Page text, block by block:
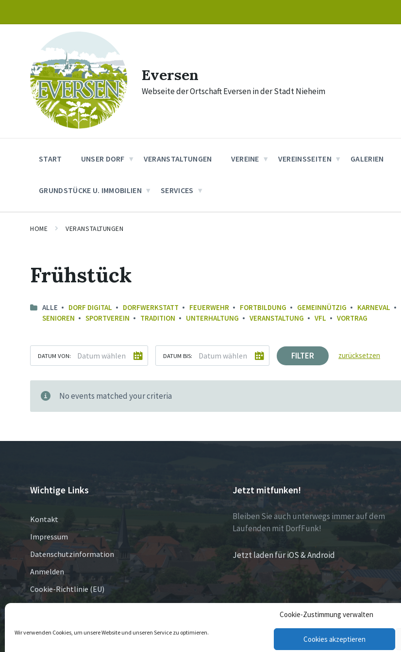
Cookie-Zustimmung verwalten
Wir verwenden Cookies, um unsere Website und unseren Service zu optimieren.
Cookies akzeptieren
content
main
footer
Eversen
Webseite der Ortschaft Eversen in der Stadt Nieheim
START UNSER DORF VERANSTALTUNGEN VEREINE VEREINSSEITEN GALERIEN
GRUNDSTÜCKE U. IMMOBILIEN SERVICES
HOME VERANSTALTUNGEN
Frühstück
ALLE DORF DIGITAL DORFWERKSTATT FEUERWEHR FORTBILDUNG GEMEINNÜTZIG KARNEVAL
SENIOREN
SPORTVEREIN TRADITION UNTERHALTUNG VERANSTALTUNG VFL VORTRAG
DATUM VON: DATUM BIS: FILTER zurücksetzen
No events matched your criteria
Wichtige Links
Kontakt
Impressum
Datenschutzinformation
Anmelden
Cookie-Richtlinie (EU)
Jetzt mitfunken!
Bleiben Sie auch unterwegs immer auf dem
Laufenden mit DorfFunk!
Jetzt laden für iOS & Android